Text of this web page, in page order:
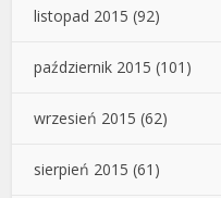
listopad 2015 (92)
październik 2015 (101)
wrzesień 2015 (62)
sierpień 2015 (61)